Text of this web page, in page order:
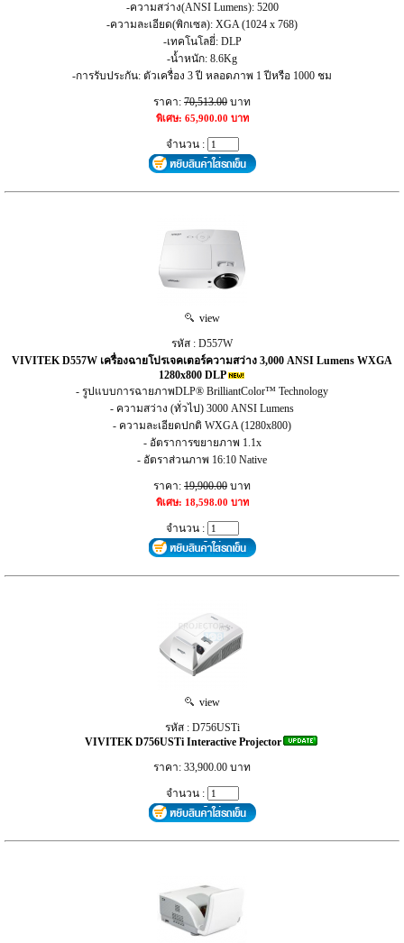
-ความสว่าง(ANSI Lumens): 5200
-ความละเอียด(พิกเซล): XGA (1024 x 768)
-เทคโนโลยี่: DLP
-น้ำหนัก: 8.6Kg
-การรับประกัน: ตัวเครื่อง 3 ปี หลอดภาพ 1 ปีหรือ 1000 ชม
ราคา: 70,513.00 บาท
พิเศษ: 65,900.00 บาท
จำนวน :
view
รหัส : D557W
VIVITEK D557W เครื่องฉายโปรเจคเตอร์ความสว่าง 3,000 ANSI Lumens WXGA
1280x800 DLP
- รูปแบบการฉายภาพDLP® BrilliantColor™ Technology
- ความสว่าง (ทั่วไป) 3000 ANSI Lumens
- ความละเอียดปกติ WXGA (1280x800)
- อัตราการขยายภาพ 1.1x
- อัตราส่วนภาพ 16:10 Native
ราคา: 19,900.00 บาท
พิเศษ: 18,598.00 บาท
จำนวน :
view
รหัส : D756USTi
VIVITEK D756USTi Interactive Projector
ราคา: 33,900.00 บาท
จำนวน :